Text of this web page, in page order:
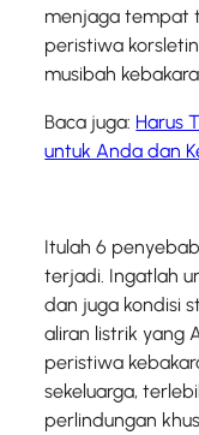
menjaga tempat
peristiwa
musibah
Baca juga: Harus
untuk Anda dan
Itulah 6
terjadi. Ingatlah
dan juga kondisi
aliran listrik yang
peristiwa
sekeluarga,
perlindungan